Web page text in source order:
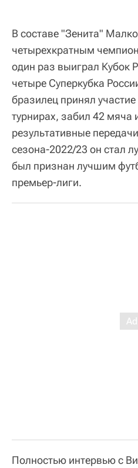
В составе "Зенита"
четырехкратным
один раз выиграл Кубок
четыре Суперкубка
бразилец принял
турнирах, забил 42 мяча
результативные
сезона-2022/23 он стал
был признан лучшим
премьер-лиги.
Полностью интервью с